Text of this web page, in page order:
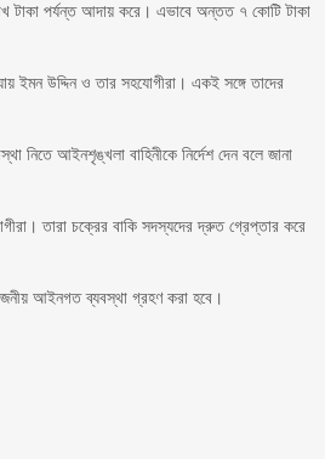
টাকা পর্যন্ত আদায় করে। এভাবে অন্তত ৭ কোটি টাকা
ইমন উদ্দিন ও তার সহযোগীরা। একই সঙ্গে তাদের
নিতে আইনশৃঙ্খলা বাহিনীকে নির্দেশ দেন বলে জানা
তারা চক্রের বাকি সদস্যদের দ্রুত গ্রেপ্তার করে
আইনগত ব্যবস্থা গ্রহণ করা হবে।